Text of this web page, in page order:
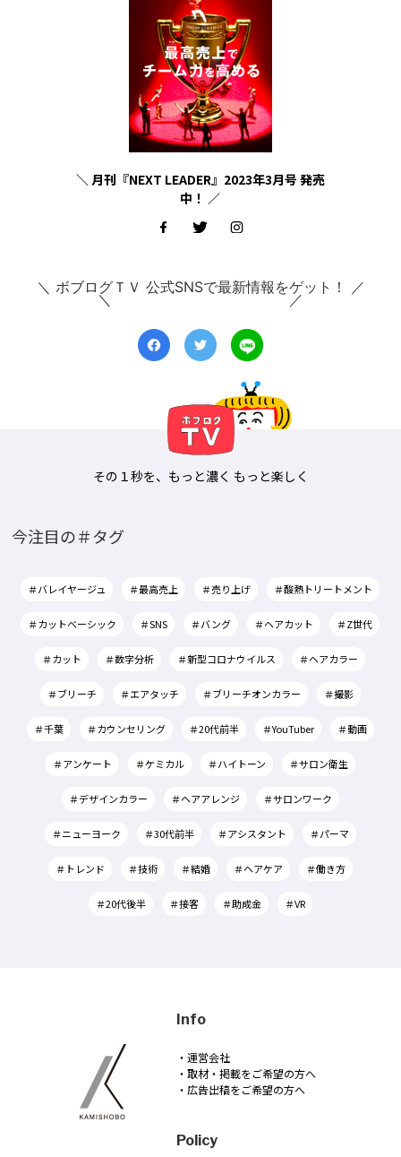
＼ 月刊『NEXT LEADER』2023年3月号 発売
中！ ／
＼ ボブログＴＶ 公式SNSで最新情報をゲット！ ／
その１秒を、もっと濃く もっと楽しく
今注目の＃タグ
＃バレイヤージュ ＃最高売上 ＃売り上げ ＃酸熱トリートメント
＃カットベーシック ＃SNS ＃バング ＃ヘアカット ＃Z世代
＃カット ＃数字分析 ＃新型コロナウイルス ＃ヘアカラー
＃ブリーチ ＃エアタッチ ＃ブリーチオンカラー ＃撮影
＃千葉 ＃カウンセリング ＃20代前半 ＃YouTuber ＃動画
＃アンケート ＃ケミカル ＃ハイトーン ＃サロン衛生
＃デザインカラー ＃ヘアアレンジ ＃サロンワーク
＃ニューヨーク ＃30代前半 ＃アシスタント ＃パーマ
＃トレンド ＃技術 ＃結婚 ＃ヘアケア ＃働き方
＃20代後半 ＃接客 ＃助成金 ＃VR
Info
・運営会社
・取材・掲載をご希望の方へ
・広告出稿をご希望の方へ
Policy